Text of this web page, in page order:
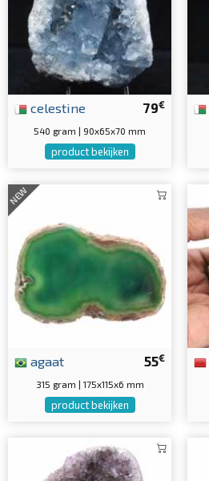
79€
celestine
540 gram | 90x65x70 mm
product bekijken
NEW
55€
agaat
315 gram | 175x115x6 mm
product bekijken